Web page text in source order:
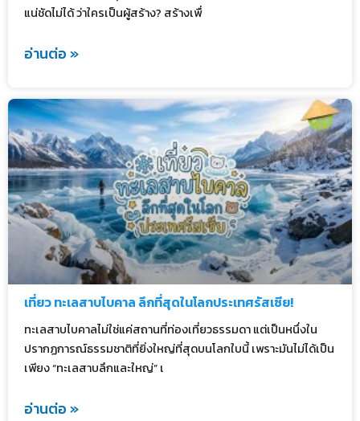
แน่ชัดไม่ได้ ว่าใครเป็นผู้สร้าง? สร้างเพื่
อ่านต่อ »
เที่ยว ทะเลสาบไบคาล ลึกที่สุดในโลกประเทศรัสเซีย!
ทะเลสาบไบคาลไม่ใช่แค่สถานที่ท่องเที่ยวธรรมดา แต่เป็นหนึ่งใน
ปรากฏการณ์ธรรมชาติที่ยิ่งใหญ่ที่สุดบนโลกใบนี้ เพราะมันไม่ได้เป็น
เพียง “ทะเลสาบลึกและใหญ่” เ
อ่านต่อ »